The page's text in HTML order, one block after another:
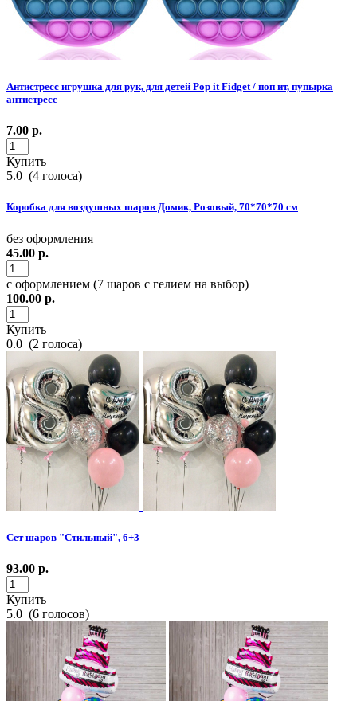
Антистресс игрушка для рук, для детей Pop it Fidget / поп ит, пупырка
антистресс
7.00 р.
Купить
5.0 (4 голоса)
Коробка для воздушных шаров Домик, Розовый, 70*70*70 см
без оформления
45.00 р.
с оформлением (7 шаров с гелием на выбор)
100.00 р.
Купить
0.0 (2 голоса)
Сет шаров "Стильный", 6+3
93.00 р.
Купить
5.0 (6 голосов)